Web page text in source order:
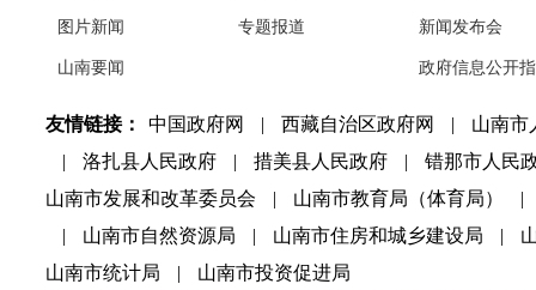
图片新闻
山南要闻
专题报道 新闻发布会
政府信息公开
友情链接： 中国政府网 | 西藏自治区政府网 |
山南市
|
洛扎县人民政府 | 措美县人民政府 |
错那市人民
山南市发展和改革委员会
| 山南市教育局（体育局）
|
|
山南市自然资源局 | 山南市住房和城乡建设局 |
山南市统计局
| 山南市投资促进局